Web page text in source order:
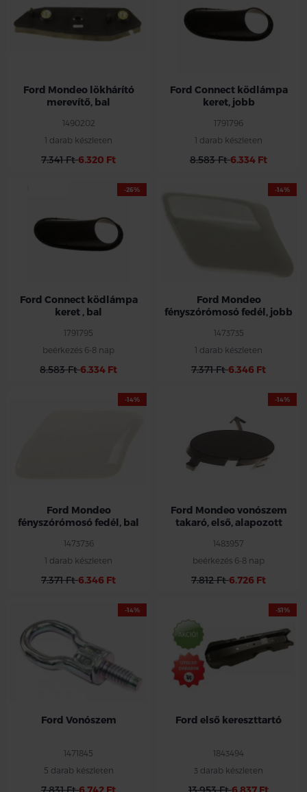
Ford Mondeo lökhárító
merevítő, bal
1490202
1 darab készleten
7.341 Ft6.320 Ft
Ford Connect ködlámpa
keret, jobb
1791796
1 darab készleten
8.583 Ft6.334 Ft
-26%
Ford Connect ködlámpa
keret , bal
1791795
beérkezés 6-8 nap
8.583 Ft6.334 Ft
-14%
Ford Mondeo
fényszórómosó fedél, jobb
1473735
1 darab készleten
7.371 Ft6.346 Ft
-14%
Ford Mondeo
fényszórómosó fedél, bal
1473736
1 darab készleten
7.371 Ft6.346 Ft
-14%
Ford Mondeo vonószem
takaró, első, alapozott
1483957
beérkezés 6-8 nap
7.812 Ft6.726 Ft
-14%
Ford Vonószem
1471845
5 darab készleten
7.831 Ft6.742 Ft
Készlet erejéig !!
-51%
Ford első kereszttartó
1843494
3 darab készleten
13.953 Ft6.837 Ft